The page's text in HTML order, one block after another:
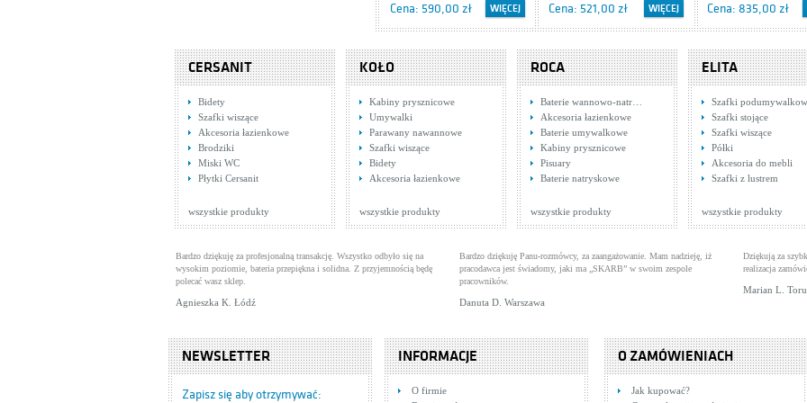
Cena: 590,00 zł WIĘCEJ Cena: 521,00 zł WIĘCEJ Cena: 835,00 zł
Tres Elegance 1.18.103
Cena: 1 175,00 zł WIĘCEJ
Bateria umywalkowa z
chrom Deante Jaguar BDX
022M
Cena: 544,00 zł WIĘCEJ
Tres Monoclasic
Cena: 846,00 zł
Baterie wannowe
Bateria jednouchwytowa,
umywalkowa Specjalne
Baterie umywalkowe
Tres Monoclasic
CERSANIT
Bidety
Szafki wiszące
Akcesoria łazienkowe
Brodziki
Miski WC
Płytki Cersanit
wszystkie produkty
KOŁO
Kabiny prysznicowe
Umywalki
Parawany nawannowe
Szafki wiszące
Bidety
Akcesoria łazienkowe
wszystkie produkty
ROCA
Baterie wannowo-natr…
Akcesoria łazienkowe
Baterie umywalkowe
Kabiny prysznicowe
Pisuary
Baterie natryskowe
wszystkie produkty
ELITA
Szafki
Szafki stojące
Szafki wiszące
Półki
Akcesoria do mebli
Szafki z lustrem
wszystkie produkty
Bardzo dziękuję za profesjonalną transakcję. Wszystko odbyło się na
wysokim poziomie, bateria przepiękna i solidna. Z przyjemnością będę
polecać wasz sklep.
Agnieszka K. Łódź
Bardzo dziękuję Panu-rozmówcy, za zaangażowanie. Mam nadzieję, iż
pracodawca jest świadomy, jaki ma „SKARB” w swoim zespole
pracowników.
Danuta D. Warszawa
Dziękują za
realizacja
Marian L.
NEWSLETTER
Zapisz się aby otrzymywać:
INFORMACJE
O firmie
O ZAMÓWIENIACH
Jak kupować?